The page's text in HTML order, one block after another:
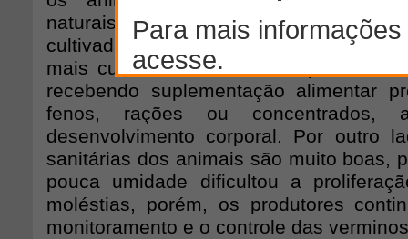
naturais. No entanto, os animais que
cultivada, especialmente nas áreas
mais cultivadas no Estado, que são
recebendo suplementação alimentar
fenos, rações ou concentrados,
desenvolvimento corporal. Por outro
sanitárias dos animais são muito boas,
pouca umidade dificultou a
moléstias, porém, os produtores
monitoramento e o controle das